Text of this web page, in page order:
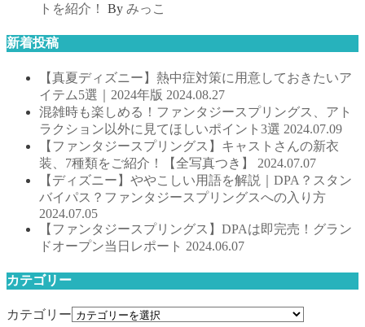
トを紹介！
By みっこ
新着投稿
【真夏ディズニー】熱中症対策に用意しておきたいア
イテム5選｜2024年版 2024.08.27
混雑時も楽しめる！ファンタジースプリングス、アト
ラクション以外に見てほしいポイント3選 2024.07.09
【ファンタジースプリングス】キャストさんの新衣
装、7種類をご紹介！【全写真つき】 2024.07.07
【ディズニー】ややこしい用語を解説｜DPA？スタン
バイパス？ファンタジースプリングスへの入り方
2024.07.05
【ファンタジースプリングス】DPAは即完売！グラン
ドオープン当日レポート 2024.06.07
カテゴリー
カテゴリー